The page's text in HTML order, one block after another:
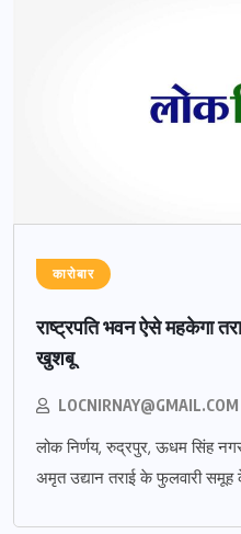
कारोबार
राष्ट्रपति भवन ऐसे महकेगा
खुशबू
LOCNIRNAY@GMAIL.COM
लोक निर्णय, रुद्रपुर, ऊधम सिंह
अमृत उद्यान तराई के फुलवारी